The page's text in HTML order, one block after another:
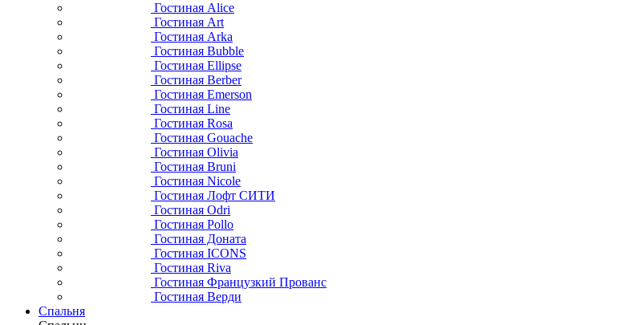
Гостиная Alice
Гостиная Art
Гостиная Arka
Гостиная Bubble
Гостиная Ellipse
Гостиная Berber
Гостиная Emerson
Гостиная Line
Гостиная Rosa
Гостиная Gouache
Гостиная Olivia
Гостиная Bruni
Гостиная Nicole
Гостиная Лофт СИТИ
Гостиная Odri
Гостиная Pollo
Гостиная Доната
Гостиная ICONS
Гостиная Riva
Гостиная Французкий Прованс
Гостиная Верди
Спальня